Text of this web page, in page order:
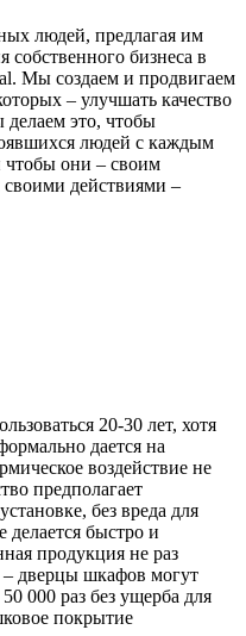
людей, предлагая им
собственного бизнеса в
Мы создаем и продвигаем
– улучшать качество
это, чтобы
людей с каждым
чтобы они – своим
действиями –
20-30 лет, хотя
дается на
воздействие не
предполагает
без вреда для
быстро и
продукция не раз
– дверцы шкафов могут
000 раз без ущерба для
покрытие